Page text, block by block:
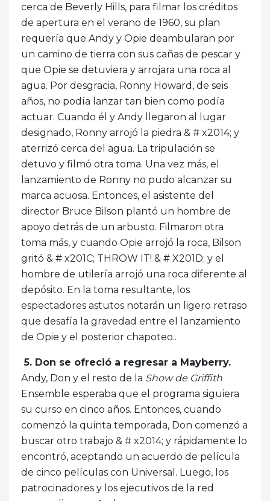
cerca de Beverly Hills, para filmar los créditos
de apertura en el verano de 1960, su plan
requería que Andy y Opie deambularan por
un camino de tierra con sus cañas de pescar y
que Opie se detuviera y arrojara una roca al
agua. Por desgracia, Ronny Howard, de seis
años, no podía lanzar tan bien como podía
actuar. Cuando él y Andy llegaron al lugar
designado, Ronny arrojó la piedra & # x2014; y
aterrizó cerca del agua. La tripulación se
detuvo y filmó otra toma. Una vez más, el
lanzamiento de Ronny no pudo alcanzar su
marca acuosa. Entonces, el asistente del
director Bruce Bilson plantó un hombre de
apoyo detrás de un arbusto. Filmaron otra
toma más, y cuando Opie arrojó la roca, Bilson
gritó & # x201C; THROW IT! & # X201D; y el
hombre de utilería arrojó una roca diferente al
depósito. En la toma resultante, los
espectadores astutos notarán un ligero retraso
que desafía la gravedad entre el lanzamiento
de Opie y el posterior chapoteo..
5. Don se ofreció a regresar a Mayberry.
Andy, Don y el resto de la Show de Griffith
Ensemble esperaba que el programa siguiera
su curso en cinco años. Entonces, cuando
comenzó la quinta temporada, Don comenzó a
buscar otro trabajo & # x2014; y rápidamente lo
encontró, aceptando un acuerdo de película
de cinco películas con Universal. Luego, los
patrocinadores y los ejecutivos de la red